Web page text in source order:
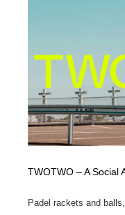
TWOTWO – A Social
Padel rackets and